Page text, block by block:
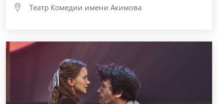
Театр Комедии имени Акимова